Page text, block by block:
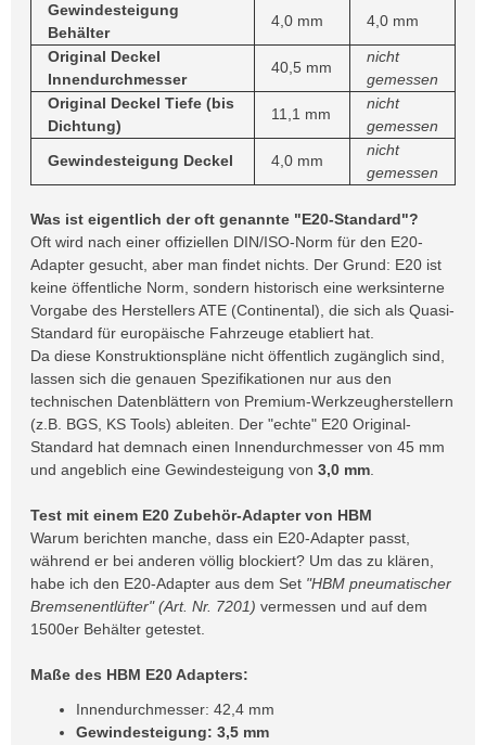
Gewindesteigung
Behälter
4,0 mm 4,0 mm
Original Deckel
Innendurchmesser
40,5 mm
nicht
gemessen
Original Deckel Tiefe (bis
Dichtung)
11,1 mm
nicht
gemessen
Gewindesteigung Deckel
4,0 mm
nicht
gemessen
Was ist eigentlich der oft genannte "E20-Standard"?
Oft wird nach einer offiziellen DIN/ISO-Norm für den E20-
Adapter gesucht, aber man findet nichts. Der Grund: E20 ist
keine öffentliche Norm, sondern historisch eine werksinterne
Vorgabe des Herstellers ATE (Continental), die sich als Quasi-
Standard für europäische Fahrzeuge etabliert hat.
Da diese Konstruktionspläne nicht öffentlich zugänglich sind,
lassen sich die genauen Spezifikationen nur aus den
technischen Datenblättern von Premium-Werkzeugherstellern
(z.B. BGS, KS Tools) ableiten. Der "echte" E20 Original-
Standard hat demnach einen Innendurchmesser von 45 mm
und angeblich eine Gewindesteigung von 3,0 mm
Test mit einem E20 Zubehör-Adapter von HBM
Warum berichten manche, dass ein E20-Adapter passt,
während er bei anderen völlig blockiert? Um das zu klären,
habe ich den E20-Adapter aus dem Set "HBM pneumatischer
Bremsenentlüfter" (Art. Nr. 7201) vermessen und auf dem
1500er Behälter getestet.
Maße des HBM E20 Adapters:
Innendurchmesser: 42,4 mm
Gewindesteigung: 3,5 mm